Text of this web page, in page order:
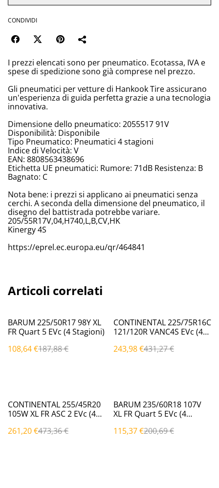
CONDIVIDI
I prezzi elencati sono per pneumatico. Ecotassa, IVA e
spese di spedizione sono già comprese nel prezzo.
Gli pneumatici per vetture di Hankook Tire assicurano
un'esperienza di guida perfetta grazie a una tecnologia
innovativa.
Dimensione dello pneumatico: 2055517 91V
Disponibilità: Disponibile
Tipo Pneumatico: Pneumatici 4 stagioni
Indice di Velocità: V
EAN: 8808563438696
Etichetta UE pneumatici: Rumore: 71dB Resistenza: B
Bagnato: C
Nota bene: i prezzi si applicano ai pneumatici senza
cerchi. A seconda della dimensione del pneumatico, il
disegno del battistrada potrebbe variare.
205/55R17V,04,H740,L,B,CV,HK
Kinergy 4S
https://eprel.ec.europa.eu/qr/464841
Articoli correlati
%
BARUM 225/50R17 98Y XL
FR Quart 5 EVc (4 Stagioni)
108,64 €187,88 €
%
CONTINENTAL 225/75R16C
121/120R VANC4S EVc (4
243,98 €431,27 €
%
CONTINENTAL 255/45R20
105W XL FR ASC 2 EVc (4
261,20 €473,36 €
%
BARUM 235/60R18 107V
XL FR Quart 5 EVc (4
115,37 €200,69 €